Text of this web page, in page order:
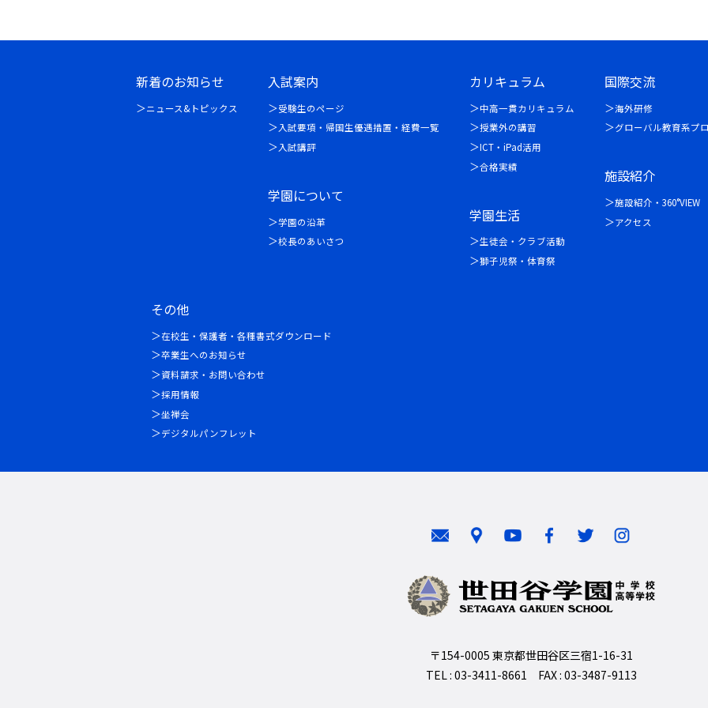
新着のお知らせ
ニュース&トピックス
入試案内
受験生のページ
入試要項・帰国生優遇措置・経費一覧
入試講評
学園について
学園の沿革
校長のあいさつ
カリキュラム
中高一貫カリキュラム
授業外の講習
ICT・iPad活用
合格実績
学園生活
生徒会・クラブ活動
獅子児祭・体育祭
国際交流
海外研修
グローバル教育系プ
施設紹介
施設紹介・360°VIEW
アクセス
その他
在校生・保護者・各種書式ダウンロード
卒業生へのお知らせ
資料請求・お問い合わせ
採用情報
坐禅会
デジタルパンフレット
〒154-0005 東京都世田谷区三宿1-16-31
TEL : 03-3411-8661 FAX : 03-3487-9113